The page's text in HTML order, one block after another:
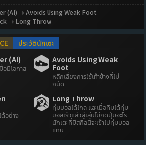
(AI)
Avoids Using Weak Foot
Long Throw
ประวัตินักเตะ
(AI)
อมีโอกาส
Avoids Using Weak
Foot
หลีกเลี่ยงการใช้เท้าข้างที่ไม่
ถนัด
อย่าง
Long Throw
ทุ่มบอลได้ไกล และเมื่อทีมได้ทุ่ม
บอลเร็วแล้วผู้เล่นไม่กดปุ่มอะไร
นักเตะที่มีสกิลนี้จะเข้าไปทุ่มบอล
แทน